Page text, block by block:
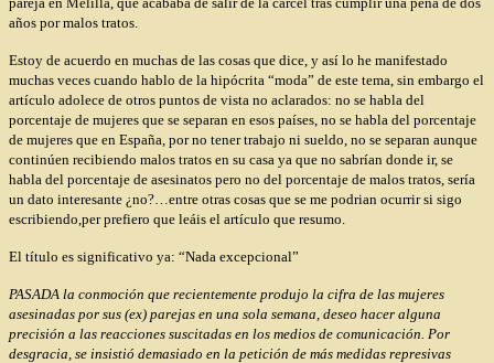
años por malos tratos.
Estoy de acuerdo en muchas de las cosas que dice, y así lo he manifestado
muchas veces cuando hablo de la hipócrita “moda” de este tema, sin embargo el
artículo adolece de otros puntos de vista no aclarados: no se habla del
porcentaje de mujeres que se separan en esos países, no se habla del porcentaje
de mujeres que en España, por no tener trabajo ni sueldo, no se separan aunque
continúen recibiendo malos tratos en su casa ya que no sabrían donde ir, se
habla del porcentaje de asesinatos pero no del porcentaje de malos tratos, sería
un dato interesante ¿no?…entre otras cosas que se me podrian ocurrir si sigo
escribiendo,per prefiero que leáis el artículo que resumo.
El título es significativo ya: “Nada excepcional”
PASADA la conmoción que recientemente produjo la cifra de las mujeres
asesinadas por sus (ex) parejas en una sola semana, deseo hacer alguna
precisión a las reacciones suscitadas en los medios de comunicación. Por
desgracia, se insistió demasiado en la petición de más medidas represivas